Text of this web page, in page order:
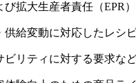
拡大生産者責任（EPR
給変動に対応したレシ
ビリティに対する要求な